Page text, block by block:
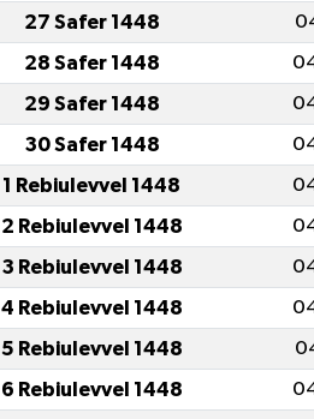
27 Safer 1448
28 Safer 1448
29 Safer 1448
30 Safer 1448
1 Rebiulevvel 1448
2 Rebiulevvel 1448
3 Rebiulevvel 1448
4 Rebiulevvel 1448
5 Rebiulevvel 1448
6 Rebiulevvel 1448